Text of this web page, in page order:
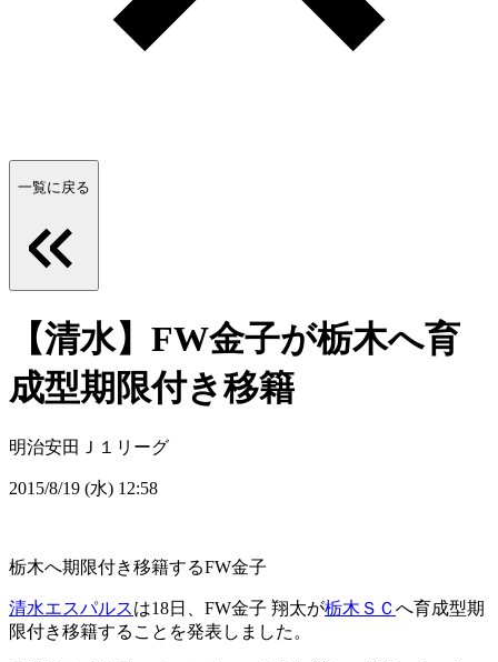
一覧に戻る
【清水】FW金子が栃木へ育
成型期限付き移籍
明治安田Ｊ１リーグ
2015/8/19 (水) 12:58
栃木へ期限付き移籍するFW金子
清水エスパルスは18日、FW金子 翔太が栃木ＳＣ へ育成型期
限付き移籍することを発表しました。